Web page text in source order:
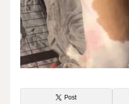
Post
水曜会
診療案内
Contents